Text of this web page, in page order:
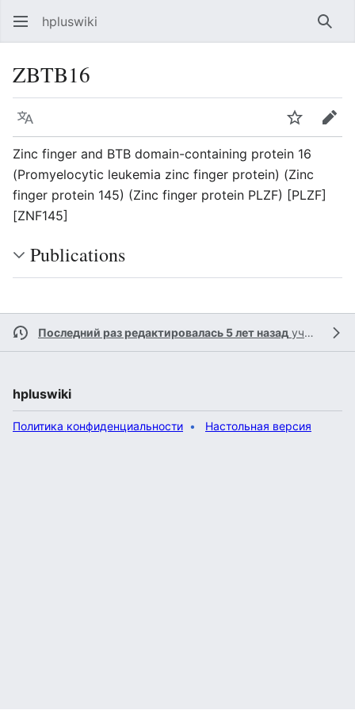
hpluswiki
ZBTB16
Язык Следить
Zinc finger and BTB domain-containing protein 16
(Promyelocytic leukemia zinc finger protein) (Zinc
finger protein 145) (Zinc finger protein PLZF) [PLZF]
[ZNF145]
Publications
Последний раз редактировалась 5 лет назад участником
hpluswiki
Политика конфиденциальности Настольная версия